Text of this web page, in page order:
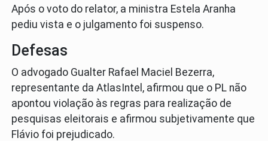
Após o voto do relator, a ministra Estela Aranha
pediu vista e o julgamento foi suspenso.
Defesas
O advogado Gualter Rafael Maciel Bezerra,
representante da AtlasIntel, afirmou que o PL não
apontou violação às regras para realização de
pesquisas eleitorais e afirmou subjetivamente que
Flávio foi prejudicado.